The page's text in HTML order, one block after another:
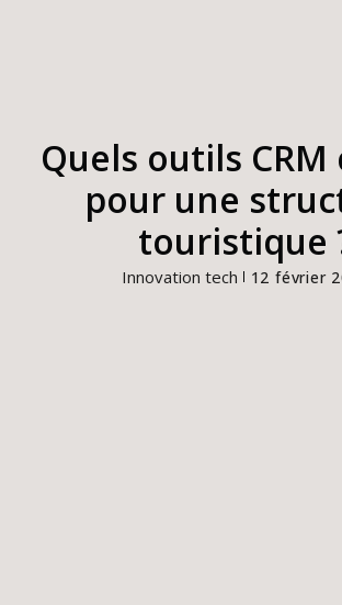
Quels outils
pour une
touristique
Innovation tech 12 février